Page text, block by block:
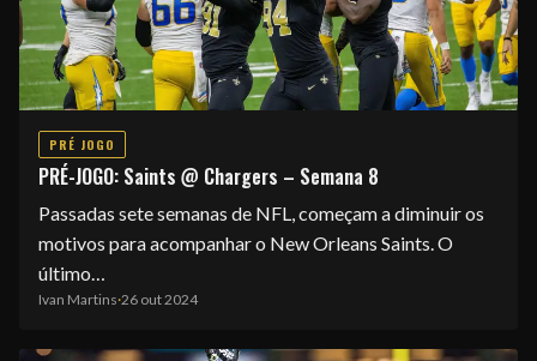
PODCAST
COLUNA DO ZÉ
NOSSA HISTÓRIA
EQUIPE
PRÉ JOGO
PRÉ-JOGO: Saints @ Chargers – Semana 8
Passadas sete semanas de NFL, começam a diminuir os
motivos para acompanhar o New Orleans Saints. O
último…
Ivan Martins·26 out 2024